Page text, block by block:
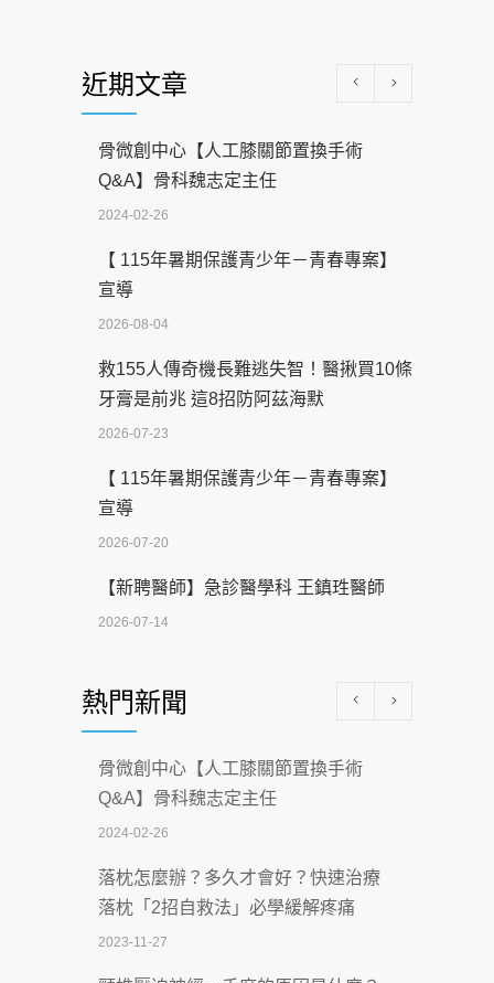
近期文章
骨微創中心【人工膝關節置換手術
Q&A】骨科魏志定主任
2024-02-26
【 115年暑期保護青少年－青春專案】
宣導
2026-08-04
救155人傳奇機長難逃失智！醫揪買10條
牙膏是前兆 這8招防阿茲海默
2026-07-23
【 115年暑期保護青少年－青春專案】
宣導
2026-07-20
【新聘醫師】急診醫學科 王鎮珄醫師
2026-07-14
科能量
2026-07-08
沒菸酒也瀕臨洗腎？65歲男靠「這習
慣」逆轉腎功能 醫揭3招救命
2026-07-08
體溫飆破41度！醫連收兩例中暑病例：
致死率達8成
2026-07-07
熱門新聞
骨微創中心【人工膝關節置換手術
Q&A】骨科魏志定主任
2024-02-26
落枕怎麼辦？多久才會好？快速治療
落枕「2招自救法」必學緩解疼痛
2023-11-27